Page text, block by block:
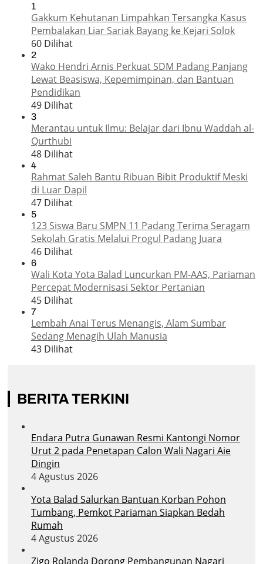
1
Gakkum Kehutanan Limpahkan Tersangka Kasus
Pembalakan Liar Sariak Bayang ke Kejari Solok
60 Dilihat
2
Wako Hendri Arnis Perkuat SDM Padang Panjang
Lewat Beasiswa, Kepemimpinan, dan Bantuan
Pendidikan
49 Dilihat
3
Merantau untuk Ilmu: Belajar dari Ibnu Waddah al-
Qurthubi
48 Dilihat
4
Rahmat Saleh Bantu Ribuan Bibit Produktif Meski
di Luar Dapil
47 Dilihat
5
123 Siswa Baru SMPN 11 Padang Terima Seragam
Sekolah Gratis Melalui Progul Padang Juara
46 Dilihat
6
Wali Kota Yota Balad Luncurkan PM-AAS, Pariaman
Percepat Modernisasi Sektor Pertanian
45 Dilihat
7
Lembah Anai Terus Menangis, Alam Sumbar
Sedang Menagih Ulah Manusia
43 Dilihat
BERITA TERKINI
Endara Putra Gunawan Resmi Kantongi Nomor
Urut 2 pada Penetapan Calon Wali Nagari Aie
Dingin
4 Agustus 2026
Yota Balad Salurkan Bantuan Korban Pohon
Tumbang, Pemkot Pariaman Siapkan Bedah
Rumah
4 Agustus 2026
Zigo Rolanda Dorong Pembangunan Nagari